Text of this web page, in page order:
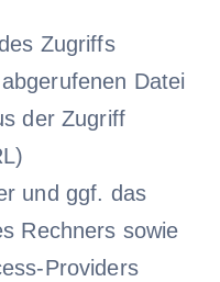
Zugriffs
Datei
der Zugriff
und ggf. das
Rechners sowie
Providers